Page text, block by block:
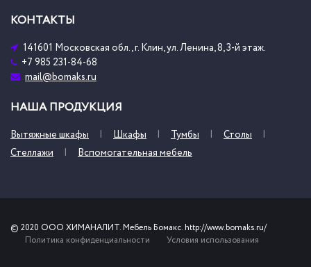
КОНТАКТЫ
141601 Московская обл., г. Клин, ул. Ленина, 8, 3-й этаж.
+7 985 231-84-68
mail@bomaks.ru
НАША ПРОДУКЦИЯ
Вытяжные шкафы Шкафы Тумбы
Столы
Стеллажи
Вспомогательная мебель
© 2020 ООО ХИМАНАЛИТ. Мебель Бомакс. http://www.bomaks.ru/
Политика конфиденциальности
Условия использования